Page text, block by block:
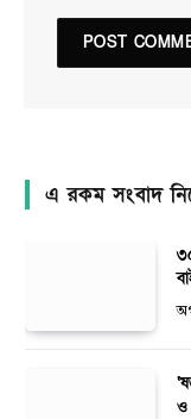
এ রকম সংবাদ
ও